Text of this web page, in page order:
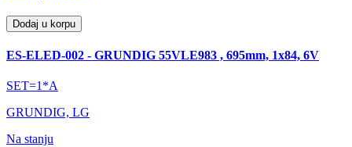
Dodaj u korpu
ES-ELED-002 - GRUNDIG 55VLE983 , 695mm, 1x84, 6V
SET=1*A
GRUNDIG, LG
Na stanju